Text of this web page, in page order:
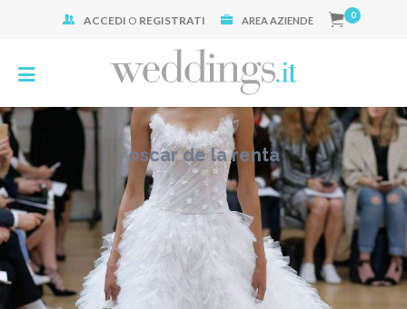
ACCEDI O REGISTRATI AREA AZIENDE 0
oscar de la renta